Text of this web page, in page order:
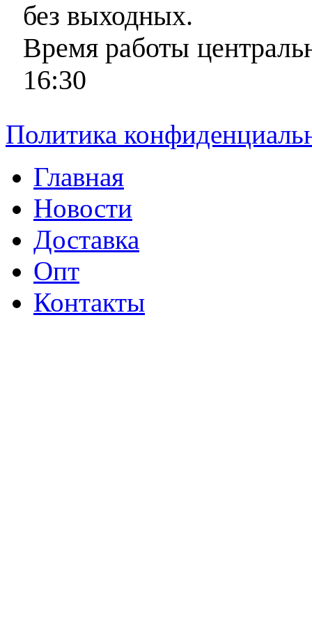
без выходных.
Время работы
16:30
Политика
Главная
Новости
Доставка
Опт
Контакты